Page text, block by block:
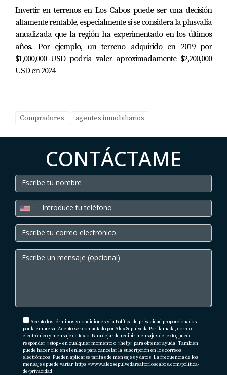
Para compradores internacionales interesados en
adquirir propiedades en Los Cabos, existen diversas
opciones de financiamiento tanto a través de bancos
como de desarrolladores inmobiliarios. Intercam,
proporcionan financiamiento directo con tasas de
compradores internacionales invertir en el próspero
mercado inmobiliario de Los Cabos con mayor
facilidad y seguridad.
Alex Sepúlveday su equipo en "Tu Casa Cabo" son
los mejores agentes inmobiliarios especializados en
propiedades de lujo en Los Cabos. Para más
información sobre financiamiento y opciones de
compra, contáctanos hoy mismo
Invertir en terrenos en Los Cabos puede ser una decisión
altamente rentable, especialmente si se considera la plusvalía
anualizada que la región ha experimentado en los últimos
años. Por ejemplo, un terreno adquirido en 2019 por
$1,000,000 USD podría valer aproximadamente $2,200,000
USD en 2024
Compradores agentes inmobiliarios
CONTÁCTAME
Acepto los términos y condiciones y la Política de privacidad proporcionados
por la empresa. Acepto ser contactado por Alex Sepulveda Por llamada, correo
electrónico y mensaje de texto. Para dejar de recibir mensajes de texto, puede
responder «stop» en cualquier momento o «help» para obtener ayuda. También
puede hacer clic en el enlace para cancelar la suscripción en los correos
electrónicos. Pueden aplicarse tarifas de mensajes y datos. La frecuencia de los
mensajes puede variar. https://www.alexsepulvedarealtorloscabos.com/politica-
de-privacidad